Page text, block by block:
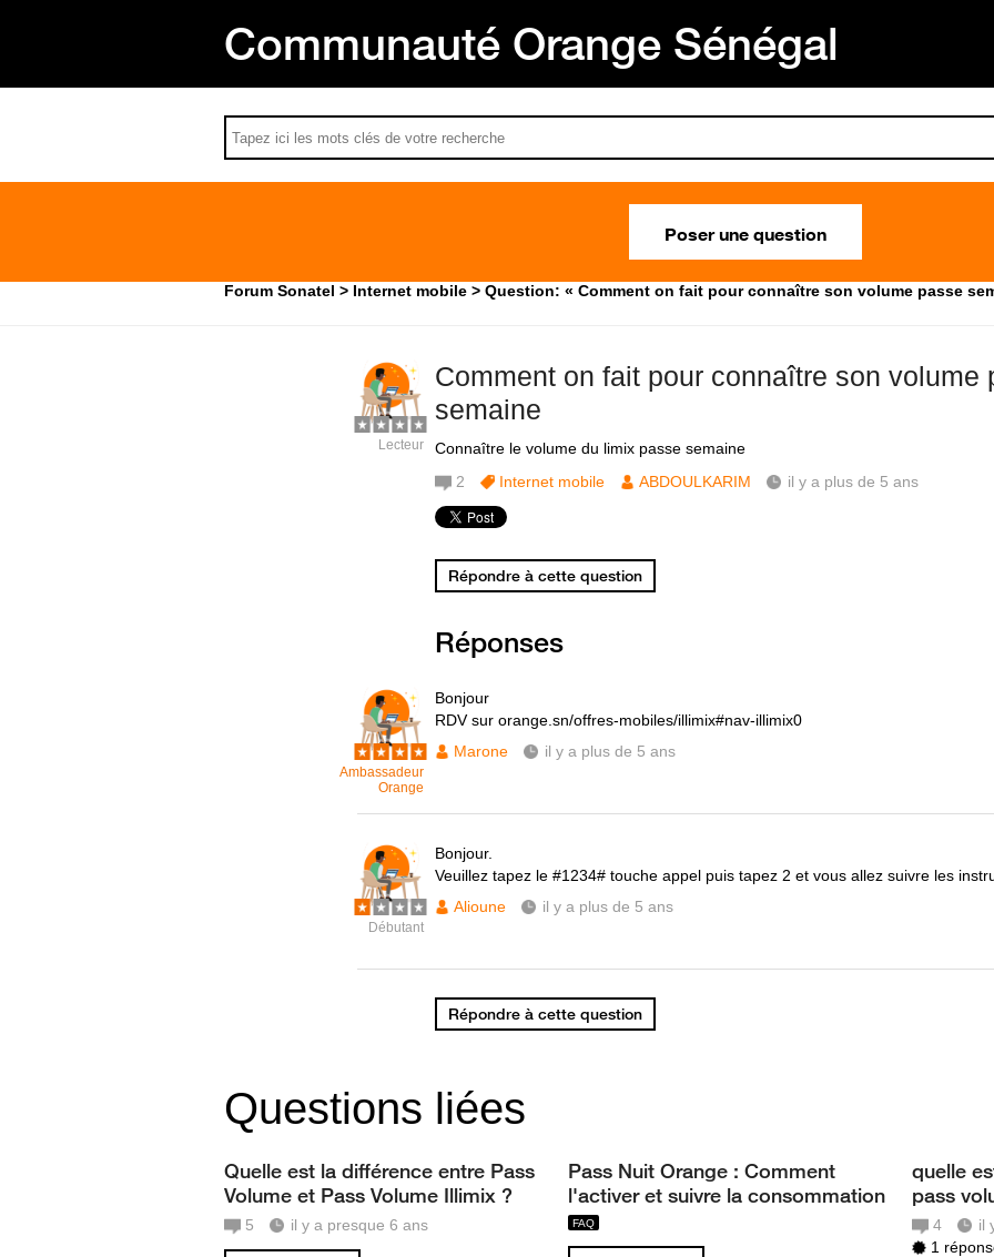
Communauté Orange Sénégal
Poser une question
Forum Sonatel Internet mobile Question: « Comment on fait pour connaître son volume passe
Comment on fait pour connaître son volume
semaine
Connaître le volume du limix passe semaine
Lecteur
2 Internet mobile ABDOULKARIM il y a plus de 5 ans
Répondre à cette question
Réponses
Ambassadeur
Orange
Bonjour
RDV sur orange.sn/offres-mobiles/illimix#nav-illimix0
Marone
il y a plus de 5 ans
Débutant
Bonjour.
Veuillez tapez le #1234# touche appel puis tapez 2 et vous allez suivre les
Alioune
il y a plus de 5 ans
Répondre à cette question
Questions liées
Quelle est la différence entre Pass
Volume et Pass Volume Illimix ?
5 il y a presque 6 ans
Pass Nuit Orange : Comment
l'activer et suivre la consommation
quelle
pass
4
il
1